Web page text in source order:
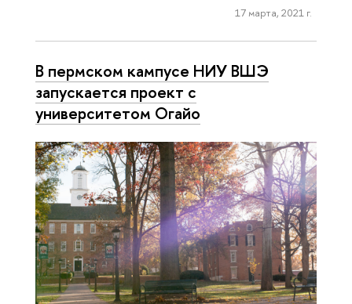
17 марта, 2021 г.
В пермском кампусе НИУ ВШЭ
запускается проект с
университетом Огайо